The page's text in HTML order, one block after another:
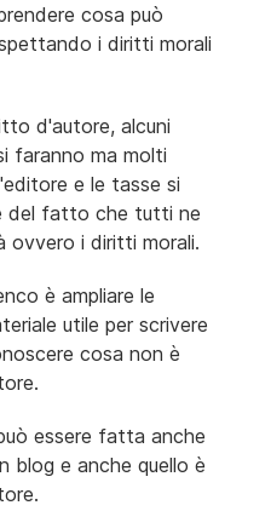
cosa può
i diritti morali
d'autore, alcuni
faranno ma molti
e le tasse si
del fatto che tutti ne
ovvero i diritti morali.
è ampliare le
utile per scrivere
cosa non è
essere fatta anche
blog e anche quello è